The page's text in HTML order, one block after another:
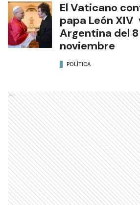
El Vaticano
papa León
Argentina del 8
noviembre
POLÍTICA
Ads